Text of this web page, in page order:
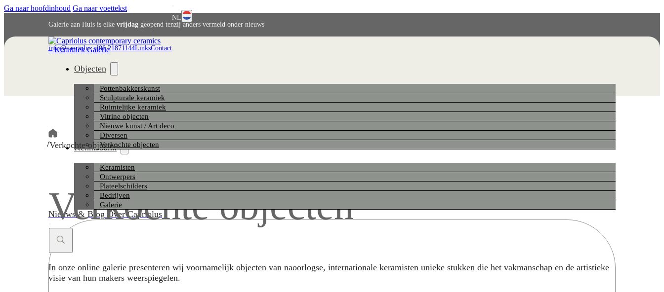
Ga naar hoofdinhoud Ga naar voettekst
Galerie aan Huis is elkevrijdag geopend tenzij anders vermeld onder nieuws
info@capriolus.nl06 21871144LinksContact
NL
Objecten
Pottenbakkerskunst
Sculpturale keramiek
Ruimtelijke keramiek
Vitrine objecten
Nieuwe kunst / Art deco
Diversen
Verkochte objecten
Kennisbank
Keramisten
Ontwerpers
Plateelschilders
Bedrijven
Galerie
Nieuws & Blog Over Capriolus
Search ...
/Verkochte objecten
Verkochte objecten
In onze online galerie presenteren wij voornamelijk objecten van naoorlogse, internationale keramisten unieke stukken die het vakmanschap en de artistieke
visie van hun makers weerspiegelen.